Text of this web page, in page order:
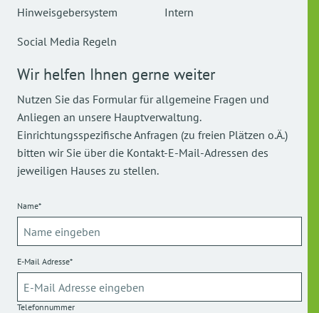
Hinweisgebersystem
Social Media Regeln
Intern
Wir helfen Ihnen gerne weiter
Nutzen Sie das Formular für allgemeine Fragen und
Anliegen an unsere Hauptverwaltung.
Einrichtungsspezifische Anfragen (zu freien Plätzen o.Ä.)
bitten wir Sie über die Kontakt-E-Mail-Adressen des
jeweiligen Hauses zu stellen.
Name*
E-Mail Adresse*
Telefonnummer